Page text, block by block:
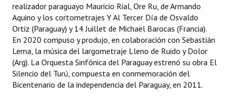
realizador paraguayo Mauricio Rial, Ore Ru, de Armando
Aquino y los cortometrajes Y Al Tercer Día de Osvaldo
Ortiz (Paraguay) y 14 Juillet de Michaël Barocas (Francia).
En 2020 compuso y produjo, en colaboración con Sebastián
Lema, la música del largometraje Lleno de Ruido y Dolor
(Arg). La Orquesta Sinfónica del Paraguay estrenó su obra El
Silencio del Turú, compuesta en conmemoración del
Bicentenario de la independencia del Paraguay, en 2011.